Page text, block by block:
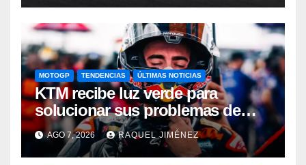
MOTOGP TENDENCIAS ÚLTIMAS NOTICIAS
KTM recibe luz verde para
solucionar sus problemas de
motor: una gran noticia para
Pedro Acosta
AGO 7, 2026 RAQUEL JIMÉNEZ